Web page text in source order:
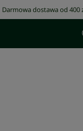
Darmowa dostawa od 400 zł!